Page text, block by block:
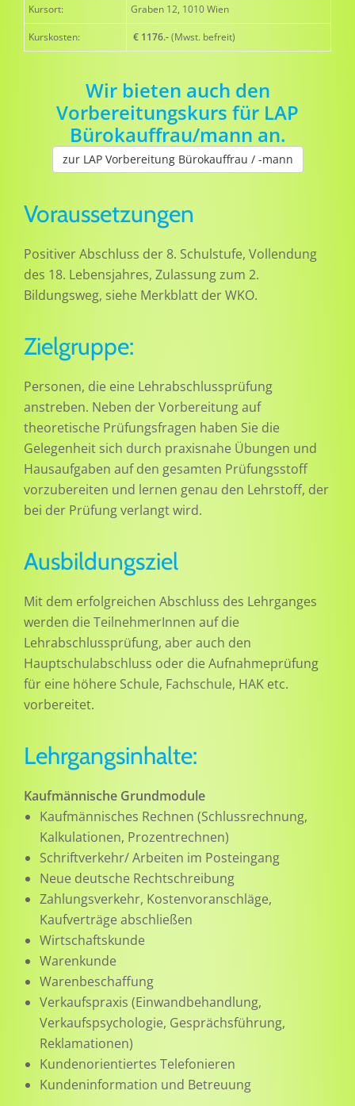
Kursort: Graben 12, 1010 Wien
Kurskosten: € 1176.-(Mwst. befreit)
Wir bieten auch den
Vorbereitungskurs für LAP
Bürokauffrau/mann an.
zur LAP Vorbereitung Bürokauffrau / -mann
Voraussetzungen
Positiver Abschluss der 8. Schulstufe, Vollendung
des 18. Lebensjahres, Zulassung zum 2.
Bildungsweg, siehe Merkblatt der WKO.
Zielgruppe:
Personen, die eine Lehrabschlussprüfung
anstreben. Neben der Vorbereitung auf
theoretische Prüfungsfragen haben Sie die
Gelegenheit sich durch praxisnahe Übungen und
Hausaufgaben auf den gesamten Prüfungsstoff
vorzubereiten und lernen genau den Lehrstoff, der
bei der Prüfung verlangt wird.
Ausbildungsziel
Mit dem erfolgreichen Abschluss des Lehrganges
werden die TeilnehmerInnen auf die
Lehrabschlussprüfung, aber auch den
Hauptschulabschluss oder die Aufnahmeprüfung
für eine höhere Schule, Fachschule, HAK etc.
vorbereitet.
Lehrgangsinhalte:
Kaufmännische Grundmodule
Kaufmännisches Rechnen (Schlussrechnung,
Kalkulationen, Prozentrechnen)
Schriftverkehr/ Arbeiten im Posteingang
Neue deutsche Rechtschreibung
Zahlungsverkehr, Kostenvoranschläge,
Kaufverträge abschließen
Wirtschaftskunde
Warenkunde
Warenbeschaffung
Verkaufspraxis (Einwandbehandlung,
Verkaufspsychologie, Gesprächsführung,
Reklamationen)
Kundenorientiertes Telefonieren
Kundeninformation und Betreuung